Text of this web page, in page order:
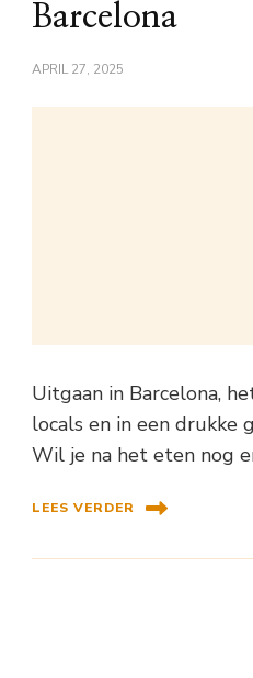
Barcelona
APRIL 27, 2025
Uitgaan in Barcelona,
locals en in een drukke
Wil je na het eten nog
LEES VERDER